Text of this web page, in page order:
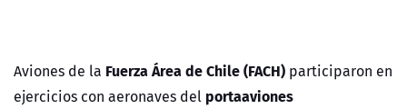
Aviones de la Fuerza Área de Chile (FACH) participaron en
ejercicios con aeronaves del portaaviones